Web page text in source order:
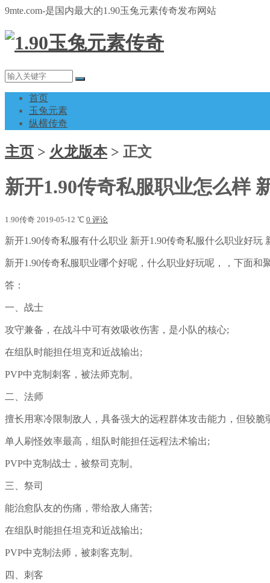
9mte.com-是国内最大的1.90玉兔元素传奇发布网站
首页
玉兔元素
纵横传奇
主页 > 火龙版本> 正文
新开1.90传奇私服职业怎么样
1.90传奇 2019-05-12 ℃ 0 评论
新开1.90传奇私服有什么职业 新开1.90传奇私服什么职业好玩
新开1.90传奇私服职业哪个好呢，什么职业好玩呢，，下面
答：
一、战士
攻守兼备，在战斗中可有效吸收伤害，是小队的核心;
在组队时能担任坦克和近战输出;
PVP中克制刺客，被法师克制。
二、法师
擅长用寒冷限制敌人，具备强大的远程群体攻击能力，但较脆
单人刷怪效率最高，组队时能担任远程法术输出;
PVP中克制战士，被祭司克制。
三、祭司
能治愈队友的伤痛，带给敌人痛苦;
在组队时能担任坦克和近战输出;
PVP中克制法师，被刺客克制。
四、刺客